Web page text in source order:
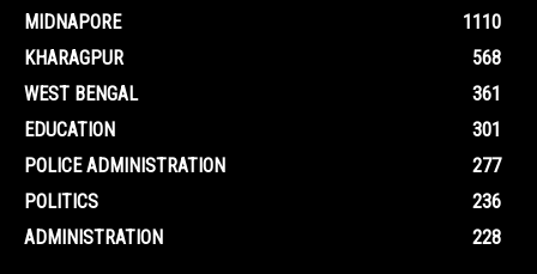
MIDNAPORE
1110
KHARAGPUR
568
WEST BENGAL
361
EDUCATION
301
POLICE ADMINISTRATION
277
POLITICS
236
ADMINISTRATION
228